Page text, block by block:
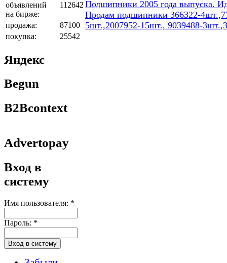
объявлений
на бирже:
112642
продажа:
87100
покупка:
25542
Яндекс
Begun
B2Bcontext
Advertopay
Вход в
систему
Имя пользователя: *
Пароль: *
Подшипники 2005 года выпуска.
Продам подшипники 366322-
5шт.,2007952-15шт., 9039488-